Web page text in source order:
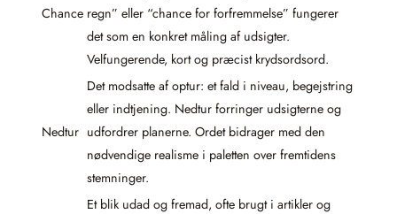
Chance regn” eller “chance for forfremmelse” fungerer
det som en konkret måling af udsigter.
Velfungerende, kort og præcist krydsordsord.
Nedtur
Det modsatte af optur: et fald i niveau, begejstring
eller indtjening. Nedtur forringer udsigterne og
udfordrer planerne. Ordet bidrager med den
nødvendige realisme i paletten over fremtidens
stemninger.
Et blik udad og fremad, ofte brugt i artikler og